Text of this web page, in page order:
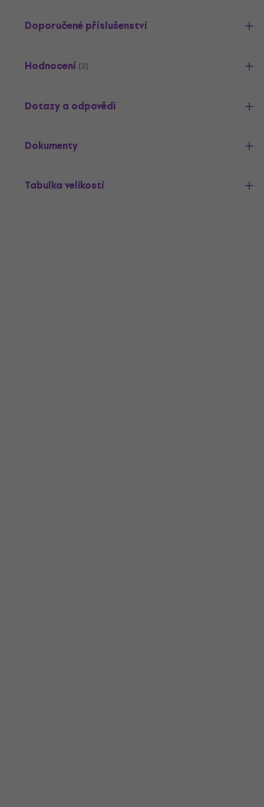
Doporučené příslušenství
Hodnocení (2)
Dotazy a odpovědi
Dokumenty
Tabulka velikostí